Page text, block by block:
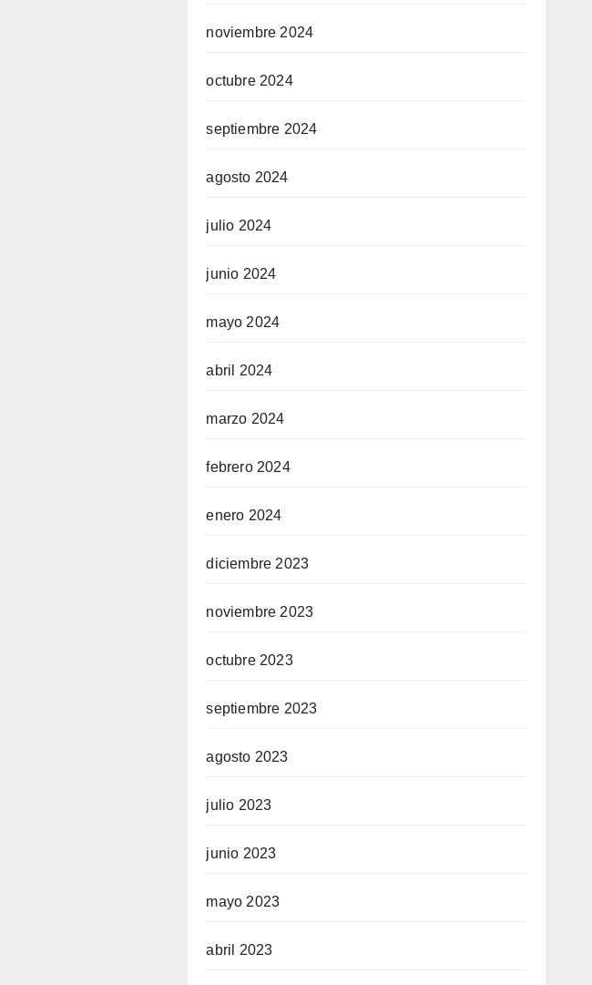
noviembre 2024
octubre 2024
septiembre 2024
agosto 2024
julio 2024
junio 2024
mayo 2024
abril 2024
marzo 2024
febrero 2024
enero 2024
diciembre 2023
noviembre 2023
octubre 2023
septiembre 2023
agosto 2023
julio 2023
junio 2023
mayo 2023
abril 2023